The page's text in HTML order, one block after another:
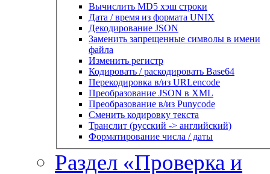
Вычислить MD5 хэш строки
Дата / время из формата UNIX
Декодирование JSON
Заменить запрещенные символы в имени
файла
Изменить регистр
Кодировать / раскодировать Base64
Перекодировка в/из URLencode
Преобразование JSON в XML
Преобразование в/из Punycode
Сменить кодировку текста
Транслит (русский -> английский)
Форматирование числа / даты
Раздел «Проверка и